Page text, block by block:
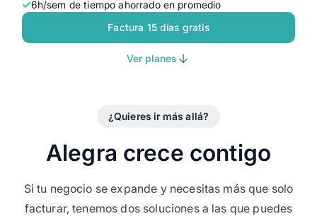
6h/sem de tiempo ahorrado en promedio
Factura 15 días gratis
Ver planes
¿Quieres ir más allá?
Alegra crece contigo
Si tu negocio se expande y necesitas más que solo
facturar, tenemos dos soluciones a las que puedes